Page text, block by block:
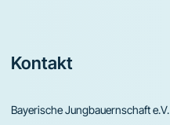
Footer
Kontakt
Bayerische Jungbauernschaft e.V.